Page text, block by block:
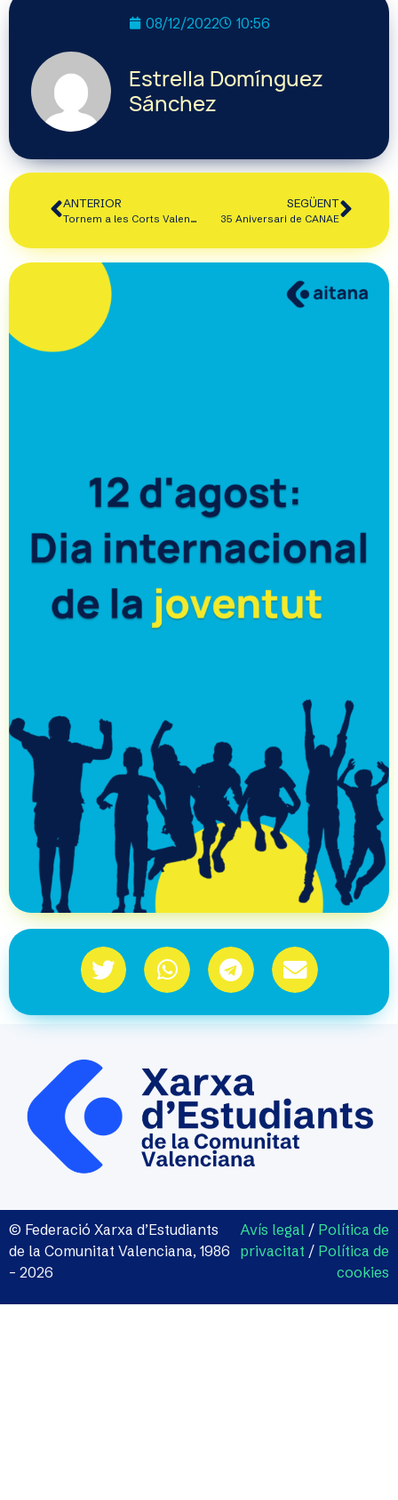
08/12/2022 10:56
Estrella Domínguez
Sánchez
ANTERIOR
Tornem a les Corts Valencianes
SEGÜENT
35 Aniversari de CANAE
© Federació Xarxa d’Estudiants
de la Comunitat Valenciana, 1986
– 2026
Avís legal / Política de
privacitat / Política de
cookies